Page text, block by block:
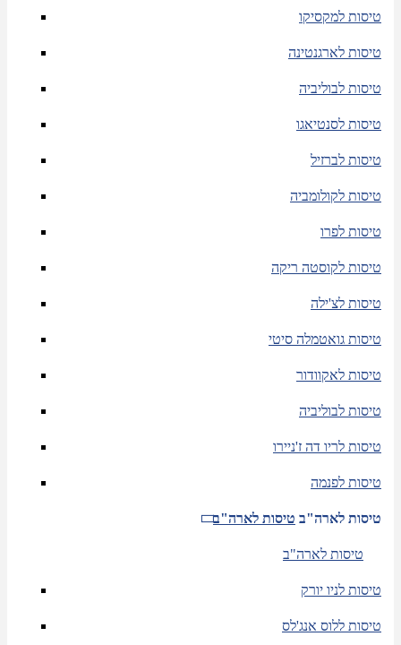
טיסות למקסיקו
טיסות לארגנטינה
טיסות לבוליביה
טיסות לסנטיאגו
טיסות לברזיל
טיסות לקולומביה
טיסות לפרו
טיסות לקוסטה ריקה
טיסות לצ'ילה
טיסות גואטמלה סיטי
טיסות לאקוודור
טיסות לבוליביה
טיסות לריו דה ז'ניירו
טיסות לפנמה
טיסות לארה"ב טיסות לארה"ב
טיסות לארה"ב
טיסות לניו יורק
טיסות ללוס אנג'לס